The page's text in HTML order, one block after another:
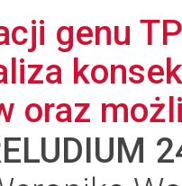
genu
oraz